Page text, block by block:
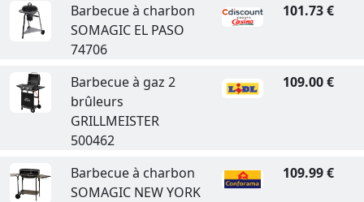
Barbecue à charbon
SOMAGIC EL PASO
74706
101.73 €
Barbecue à gaz 2
brûleurs
GRILLMEISTER
500462
109.00 €
Barbecue à charbon
SOMAGIC NEW YORK
109.99 €